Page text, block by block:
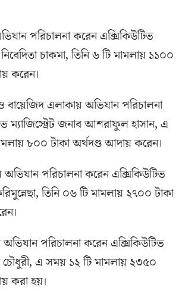
পরিচালনা করেন এক্সিকিউটিভ
চাকমা, তিনি ৬ টি মামলায় ১১০০
করেন।
এলাকায় অভিযান পরিচালনা
ম্যাজিস্ট্রেট জনাব আশরাফুল হাসান, এ
৮০০ টাকা অর্থদণ্ড আদায় করেন।
পরিচালনা করেন এক্সিকিউটিভ
তিনি ০৬ টি মামলায় ২৭০০ টাকা
পরিচালনা করেন এক্সিকিউটিভ
চৌধুরী, এ সময় ১২ টি মামলায় ২৩৫০
করা হয়।